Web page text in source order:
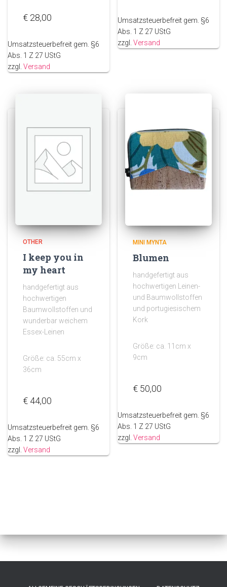
€ 28,00
Umsatzsteuerbefreit gem. §6
Abs. 1 Z 27 UStG
zzgl. Versand
Umsatzsteuerbefreit gem. §6
Abs. 1 Z 27 UStG
zzgl.Versand
OTHER
I keep you in
my heart
handgefertigt aus
hochwertigen
Baumwollstoffen und
wunderbar weichem
Essex-Leinen
Größe: ca. 55cm x
36cm
€ 44,00
Umsatzsteuerbefreit gem. §6
Abs. 1 Z 27 UStG
zzgl. Versand
MINI MYNTA
Blumen
handgefertigt aus
hochwertigen Leinen-
und Baumwollstoffen
und portugiesischem
Kork
Größe: ca. 11cm x
9cm
€ 50,00
Umsatzsteuerbefreit gem. §6
Abs. 1 Z 27 UStG
zzgl.Versand